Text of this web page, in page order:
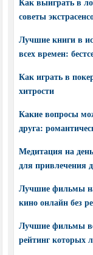
советы
Лучшие книги в
всех времен:
Как играть в
хитрости
Какие вопросы
друга:
Медитация на
для привлечения
Лучшие фильмы
кино онлайн без
Лучшие фильмы
рейтинг которых